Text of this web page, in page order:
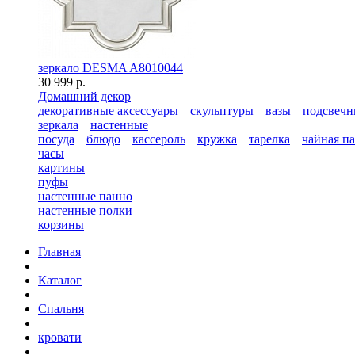
зеркало DESMA A8010044
30 999 р.
Домашний декор
декоративные аксессуары
скульптуры вазы
зеркала
настенные
посуда
блюдо кассероль кружка тарелка
чайная
часы
картины
пуфы
настенные панно
настенные полки
корзины
Главная
Каталог
Спальня
кровати